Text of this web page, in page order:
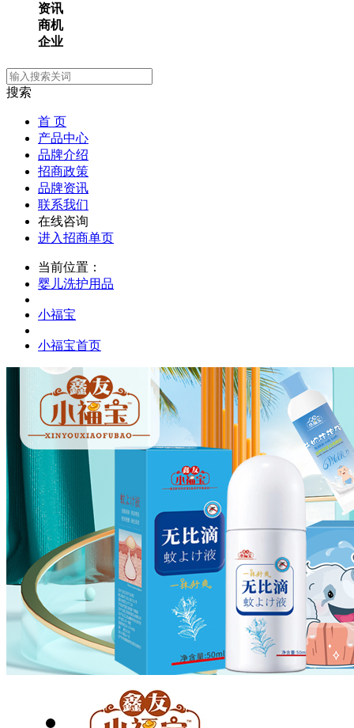
资讯
商机
企业
搜索
首 页
产品中心
品牌介绍
招商政策
品牌资讯
联系我们
在线咨询
进入招商单页
当前位置：
婴儿洗护用品
小福宝
小福宝首页